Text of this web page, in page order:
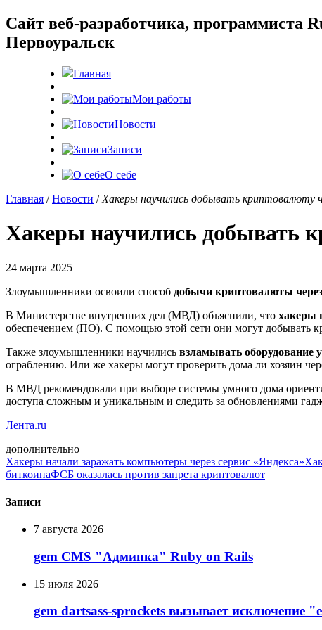
Cайт веб-разработчика, программиста
Первоуральск
Главная
Мои работы
Новости
Записи
О себе
Главная /Новости / Хакеры научились добывать криптовалюту
Хакеры научились добывать
24 марта 2025
Злоумышленники освоили способ добычи криптовалюты
В Министерстве внутренних дел (МВД) объяснили, что хакеры
обеспечением (ПО). С помощью этой сети они могут добывать
Также злоумышленники научились взламывать оборудование
ограблению. Или же хакеры могут проверить дома ли хозяин
В МВД рекомендовали при выборе системы умного дома
доступа сложным и уникальным и следить за обновлениями
Лента.ru
дополнительно
Хакеры начали заражать компьютеры через сервис «Яндекса»
биткоинаФСБ оказалась против запрета криптовалют
Записи
7 августа 2026
gem CMS "Админка" Ruby on Rails
15 июля 2026
gem dartsass-sprockets вызывает исключение